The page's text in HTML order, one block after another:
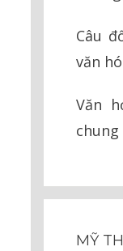
Câu
văn
Văn
MỸ